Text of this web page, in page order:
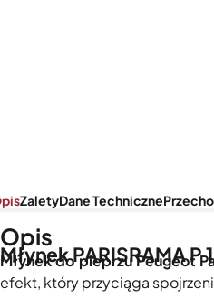
Młynek PARISRAMA
ZaletyDane Techniczne
Opis
Młynek do pieprzu Peugeot
efekt, który przyciąga